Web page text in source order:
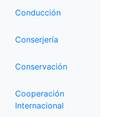
Conducción
Conserjería
Conservación
Cooperación
Internacional